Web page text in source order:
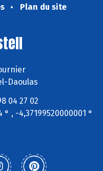
Plan du site
Daoulas
04 27 02
° , -4,37199520000001 °